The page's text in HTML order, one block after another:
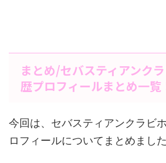
まとめ/セバスティアンク
歴プロフィールまとめ一覧
今回は、セバスティアンクラビ
ロフィールについてまとめました